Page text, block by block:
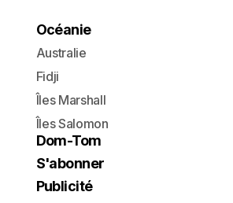
Océanie
Australie
Fidji
Îles Marshall
Îles Salomon
Dom-Tom
S'abonner
Publicité